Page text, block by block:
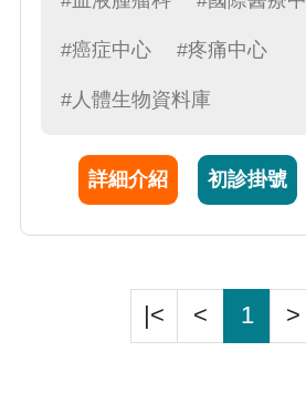
年，專注於乳癌基因治療領域
葉醫師積極參與多項血液癌症
Committee Member)，也是
CAR-T 治療經驗的醫師。
#癌症中心 #疼痛中心
#人體生物資料庫
詳細介紹 初診掛號
|< < 1 >